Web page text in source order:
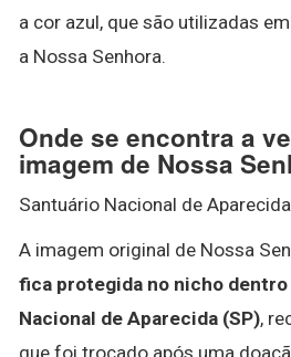
a cor azul, que são utilizadas
a Nossa Senhora.
Onde se encontra a
imagem de Nossa
Santuário Nacional de Aparecida
A imagem original de Nossa
fica protegida no nicho
Nacional de Aparecida (SP),
que foi trocado após uma